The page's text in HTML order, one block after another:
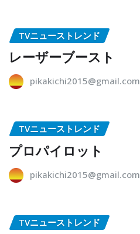
TVニューストレンド
レーザーブースト
pikakichi2015@gmail.com
TVニューストレンド
プロパイロット
pikakichi2015@gmail.com
TVニューストレンド